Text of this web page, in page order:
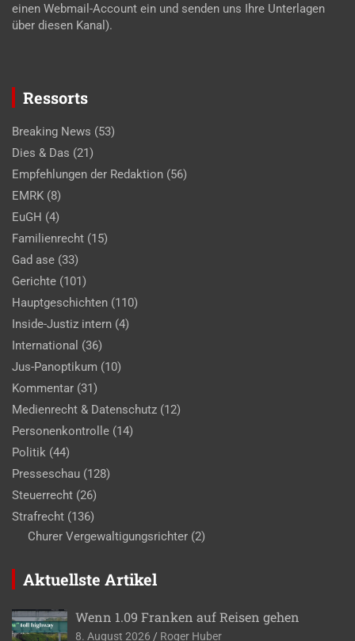
einen Webmail-Account ein und senden uns Ihre Unterlagen
über diesen Kanal).
Ressorts
Breaking News (53)
Dies & Das (21)
Empfehlungen der Redaktion (56)
EMRK (8)
EuGH (4)
Familienrecht (15)
Gad ase (33)
Gerichte (101)
Hauptgeschichten (110)
Inside-Justiz intern (4)
International (36)
Jus-Panoptikum (10)
Kommentar (31)
Medienrecht & Datenschutz (12)
Personenkontrolle (14)
Politik (44)
Presseschau (128)
Steuerrecht (26)
Strafrecht (136)
Churer Vergewaltigungsrichter (2)
Aktuellste Artikel
Wenn 1.09 Franken auf Reisen gehen
8. August 2026 Roger Huber